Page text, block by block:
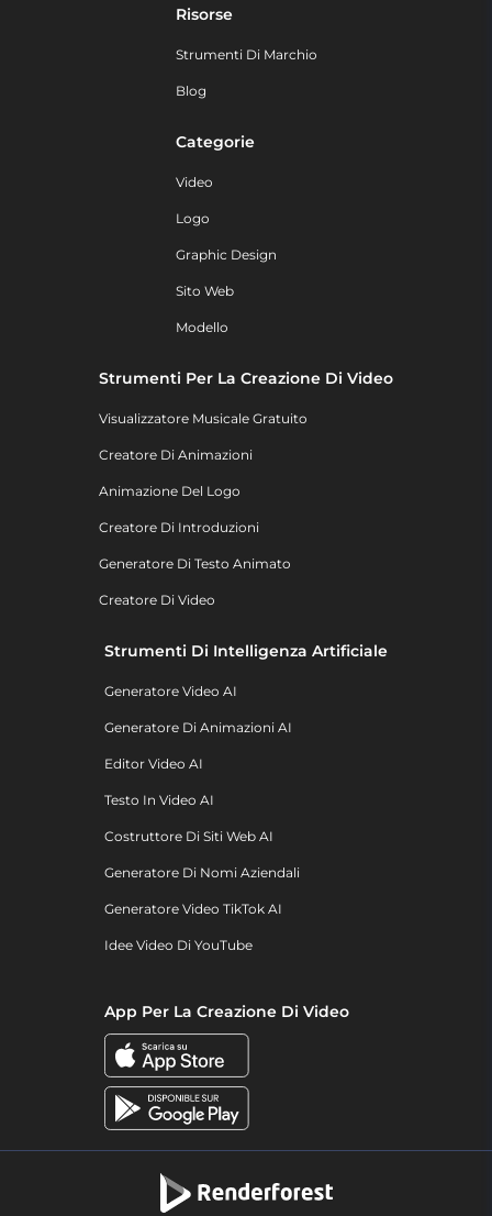
Risorse
Strumenti Di Marchio
Blog
Categorie
Video
Logo
Graphic Design
Sito Web
Modello
Strumenti Per La Creazione Di Video
Visualizzatore Musicale Gratuito
Creatore Di Animazioni
Animazione Del Logo
Creatore Di Introduzioni
Generatore Di Testo Animato
Creatore Di Video
Strumenti Di Intelligenza Artificiale
Generatore Video AI
Generatore Di Animazioni AI
Editor Video AI
Testo In Video AI
Costruttore Di Siti Web AI
Generatore Di Nomi Aziendali
Generatore Video TikTok AI
Idee Video Di YouTube
App Per La Creazione Di Video